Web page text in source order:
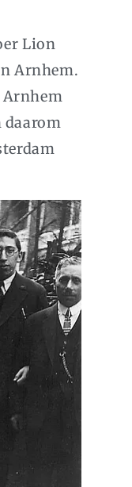
Lion
Arnhem.
Arnhem
daarom